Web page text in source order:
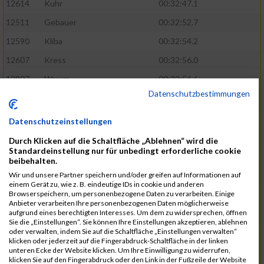
12614 Kuhr
00:32:47.1
12511
Gebauer
00:32:52.7
12590
Kliba
00:32:54.2
12607
Kress
00:32:56.0
12807
Wawra
00:32:56.6
12420
00:32:58.3
12761
Seider
00:32:59.7
12727
Simon
00:33:05.5
12809
Weber
00:33:06.6
12719
Sassrath
00:33:06.9
12654
Mueller
00:33:09.0
12477
Duschl
00:33:13.5
12718
Sassrath
00:33:15.1
Datenschutzbestimmungen
Datenschutzeinstellungen
Durch Klicken auf die Schaltfläche „Ablehnen“ wird die
Standardeinstellung nur für unbedingt erforderliche cookie
beibehalten.
Wir und unsere Partner speichern und/oder greifen auf Informationen auf
einem Gerät zu, wie z. B. eindeutige IDs in cookie und anderen
Browserspeichern, um personenbezogene Daten zu verarbeiten. Einige
Anbieter verarbeiten Ihre personenbezogenen Daten möglicherweise
aufgrund eines berechtigten Interesses. Um dem zu widersprechen, öffnen
Sie die „Einstellungen“. Sie können Ihre Einstellungen akzeptieren, ablehnen
oder verwalten, indem Sie auf die Schaltfläche „Einstellungen verwalten“
klicken oder jederzeit auf die Fingerabdruck-Schaltfläche in der linken
unteren Ecke der Website klicken. Um Ihre Einwilligung zu widerrufen,
klicken Sie auf den Fingerabdruck oder den Link in der Fußzeile der Website